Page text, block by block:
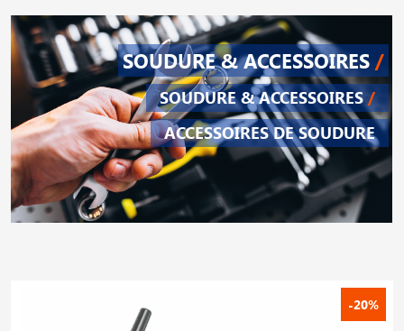
SOUDURE & ACCESSOIRES /
SOUDURE & ACCESSOIRES /
ACCESSOIRES DE SOUDURE
-20%